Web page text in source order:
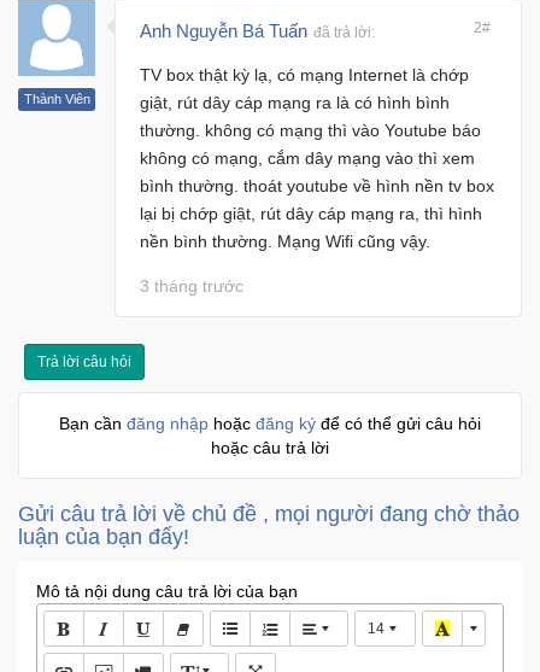
Đồ
Điện
Đồ
Đồng
Phụ
Thành Viên
Anh Nguyễn Bá Tuấn đã trả lời: 2#
TV box thật kỳ lạ, có mạng Internet là chớp
giật, rút dây cáp mạng ra là có hình bình
thường. không có mạng thì vào Youtube báo
không có mạng, cắm dây mạng vào thì xem
bình thường. thoát youtube về hình nền tv box
lại bị chớp giật, rút dây cáp mạng ra, thì hình
nền bình thường. Mạng Wifi cũng vậy.
3 tháng trước
Trả lời câu hỏi
Bạn cần đăng nhập hoặc đăng ký để có thể gửi câu hỏi
hoặc câu trả lời
Gửi câu trả lời về chủ đề , mọi người đang chờ thảo
luận của bạn đấy!
Mô tả nội dung câu trả lời của bạn
14